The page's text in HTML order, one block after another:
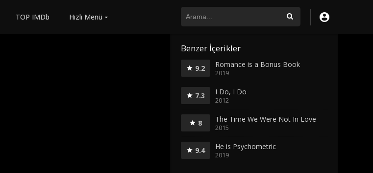
TOP IMDb Hızlı Menü
Benzer İçerikler
9.2 Romance is a Bonus Book
2019
7.3 I Do, I Do
2012
8 The Time We Were Not In Love
2015
9.4 He is Psychometric
2019